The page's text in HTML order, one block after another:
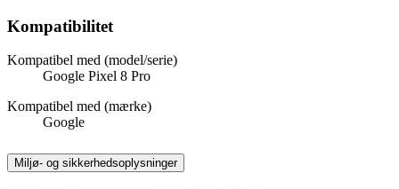
Kompatibilitet
Kompatibel med (model/serie)
Google Pixel 8 Pro
Kompatibel med (mærke)
Google
Miljø- og sikkerhedsoplysninger